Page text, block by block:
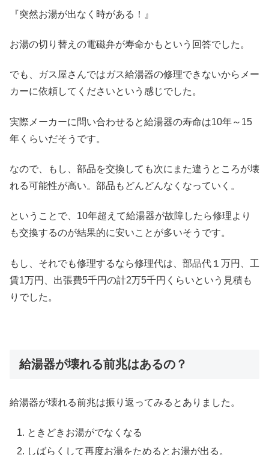
『突然お湯が出なく時がある！』
お湯の切り替えの電磁弁が寿命かもという回答でした。
でも、ガス屋さんではガス給湯器の修理できないからメー
カーに依頼してくださいという感じでした。
実際メーカーに問い合わせると給湯器の寿命は10年～15
年くらいだそうです。
なので、もし、部品を交換しても次にまた違うところが壊
れる可能性が高い。部品もどんどんなくなっていく。
ということで、10年超えて給湯器が故障したら修理より
も交換するのが結果的に安いことが多いそうです。
もし、それでも修理するなら修理代は、部品代１万円、工
賃1万円、出張費5千円の計2万5千円くらいという見積も
りでした。
給湯器が壊れる前兆はあるの？
給湯器が壊れる前兆は振り返ってみるとありました。
ときどきお湯がでなくなる
しばらくして再度お湯をためるとお湯が出る。